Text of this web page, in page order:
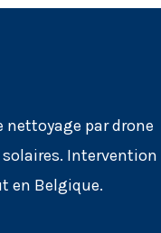
nettoyage par drone
Intervention
en Belgique.